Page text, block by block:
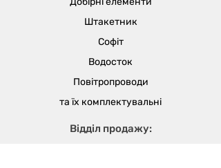
Відділ продажу:
Штакетник
Софіт
Водосток
Повітропроводи
та їх комплектувальні